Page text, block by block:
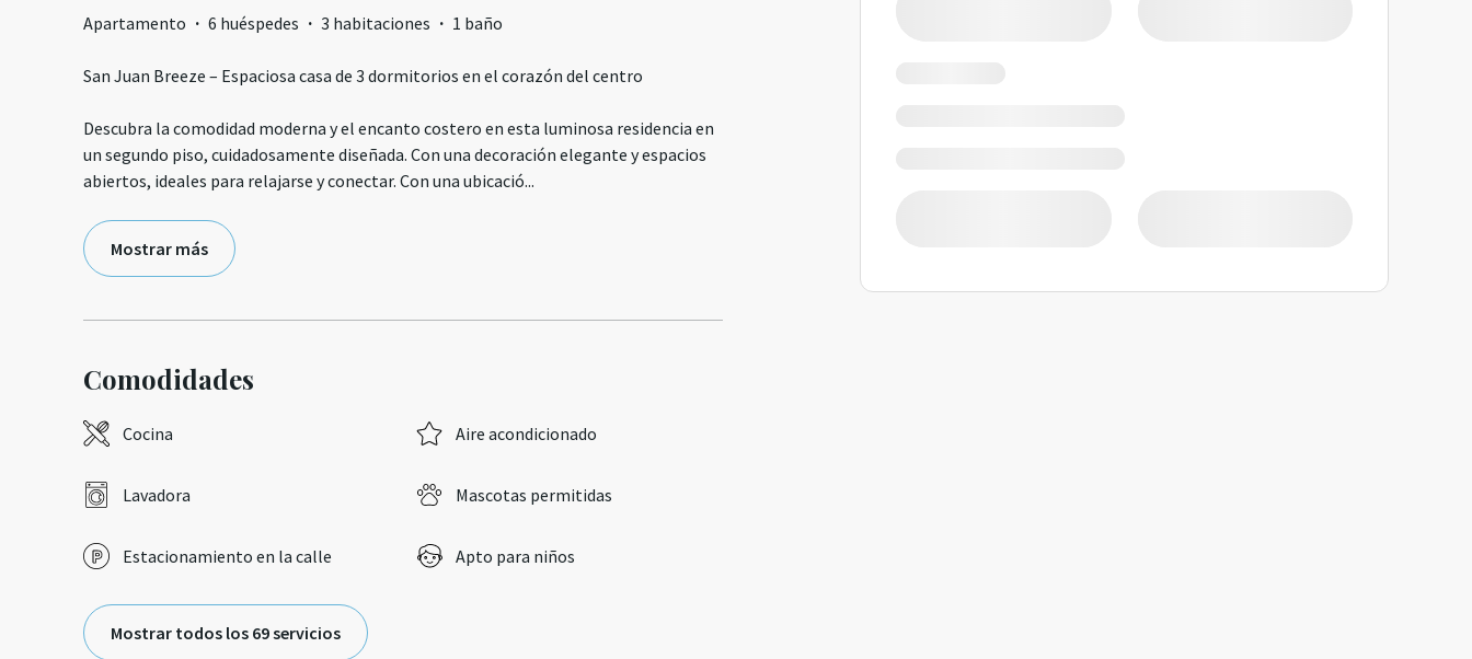
Apartamento · 6 huéspedes · 3 habitaciones · 1 baño
San Juan Breeze – Espaciosa casa de 3 dormitorios en el corazón del centro
Descubra la comodidad moderna y el encanto costero en esta luminosa residencia en
un segundo piso, cuidadosamente diseñada. Con una decoración elegante y espacios
abiertos, ideales para relajarse y conectar. Con una ubicació...
Mostrar más
Comodidades
Cocina Aire acondicionado
Lavadora Mascotas permitidas
Estacionamiento en la calle Apto para niños
Mostrar todos los 69 servicios